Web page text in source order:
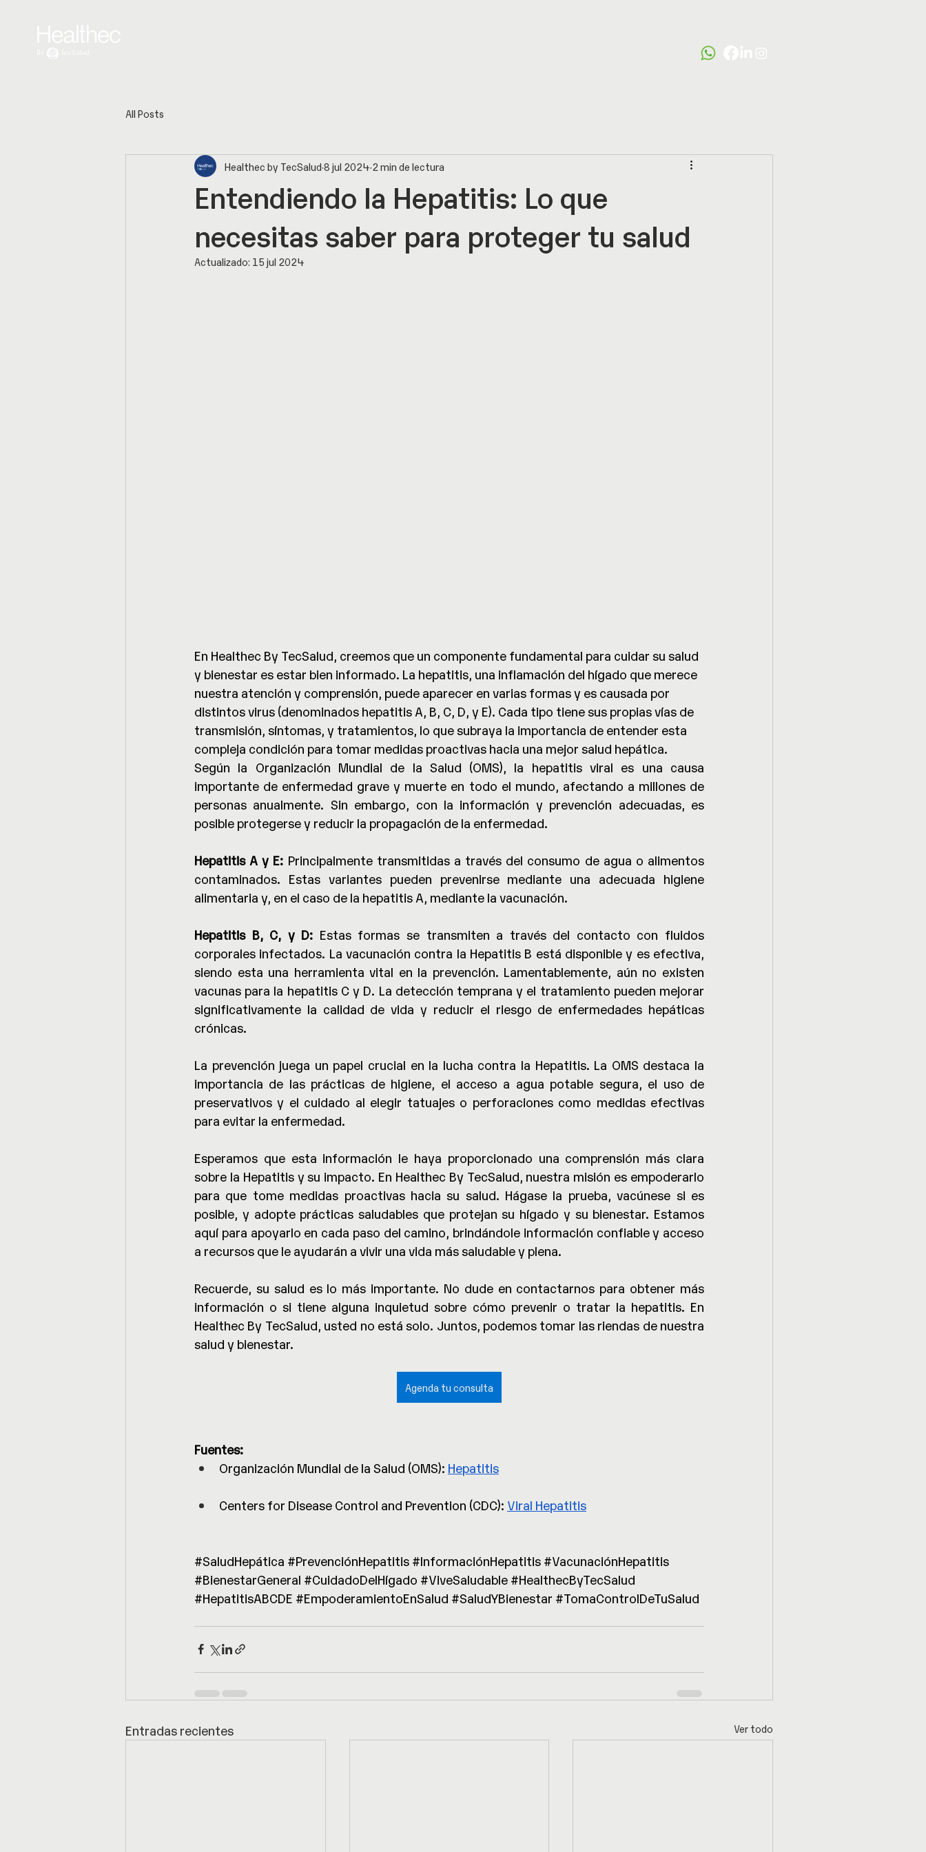
All Posts
Entendiendo la Hepatitis: Lo que
necesitas saber para proteger tu salud
Healthec by TecSalud 8 jul 2024 2 min de lectura
Actualizado: 15 jul 2024
En Healthec By TecSalud, creemos que un componente fundamental para cuidar su salud
y bienestar es estar bien informado. La hepatitis, una inflamación del hígado que merece
nuestra atención y comprensión, puede aparecer en varias formas y es causada por
distintos virus (denominados hepatitis A, B, C, D, y E). Cada tipo tiene sus propias vías de
transmisión, síntomas, y tratamientos, lo que subraya la importancia de entender esta
compleja condición para tomar medidas proactivas hacia una mejor salud hepática.
Según la Organización Mundial de la Salud (OMS), la hepatitis viral es una causa
importante de enfermedad grave y muerte en todo el mundo, afectando a millones de
personas anualmente. Sin embargo, con la información y prevención adecuadas, es
posible protegerse y reducir la propagación de la enfermedad.
Hepatitis A y E: Principalmente transmitidas a través del consumo de agua o alimentos
contaminados. Estas variantes pueden prevenirse mediante una adecuada higiene
alimentaria y, en el caso de la hepatitis A, mediante la vacunación.
Hepatitis B, C, y D: Estas formas se transmiten a través del contacto con fluidos
corporales infectados. La vacunación contra la Hepatitis B está disponible y es efectiva,
siendo esta una herramienta vital en la prevención. Lamentablemente, aún no existen
vacunas para la hepatitis C y D. La detección temprana y el tratamiento pueden mejorar
significativamente la calidad de vida y reducir el riesgo de enfermedades hepáticas
crónicas.
La prevención juega un papel crucial en la lucha contra la Hepatitis. La OMS destaca la
importancia de las prácticas de higiene, el acceso a agua potable segura, el uso de
preservativos y el cuidado al elegir tatuajes o perforaciones como medidas efectivas
para evitar la enfermedad.
Esperamos que esta información le haya proporcionado una comprensión más clara
sobre la Hepatitis y su impacto. En Healthec By TecSalud, nuestra misión es empoderarlo
para que tome medidas proactivas hacia su salud. Hágase la prueba, vacúnese si es
posible, y adopte prácticas saludables que protejan su hígado y su bienestar. Estamos
aquí para apoyarlo en cada paso del camino, brindándole información confiable y acceso
a recursos que le ayudarán a vivir una vida más saludable y plena.
Recuerde, su salud es lo más importante. No dude en contactarnos para obtener más
información o si tiene alguna inquietud sobre cómo prevenir o tratar la hepatitis. En
Healthec By TecSalud, usted no está solo. Juntos, podemos tomar las riendas de nuestra
salud y bienestar.
Agenda tu consulta
Fuentes:
Organización Mundial de la Salud (OMS): Hepatitis
Centers for Disease Control and Prevention (CDC): Viral Hepatitis
#SaludHepática #PrevenciónHepatitis #InformaciónHepatitis #VacunaciónHepatitis
#BienestarGeneral #CuidadoDelHígado #ViveSaludable #HealthecByTecSalud
#HepatitisABCDE #EmpoderamientoEnSalud #SaludYBienestar #TomaControlDeTuSalud
Entradas recientes Ver todo